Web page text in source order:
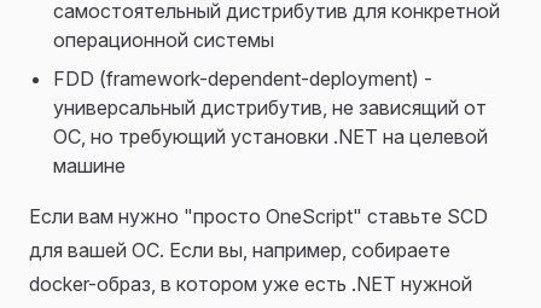
самостоятельный дистрибутив для конкретной
операционной системы
FDD (framework-dependent-deployment) -
универсальный дистрибутив, не зависящий от
ОС, но требующий установки .NET на целевой
машине
Если вам нужно "просто OneScript" ставьте SCD
для вашей ОС. Если вы, например, собираете
docker-образ, в котором уже есть .NET нужной